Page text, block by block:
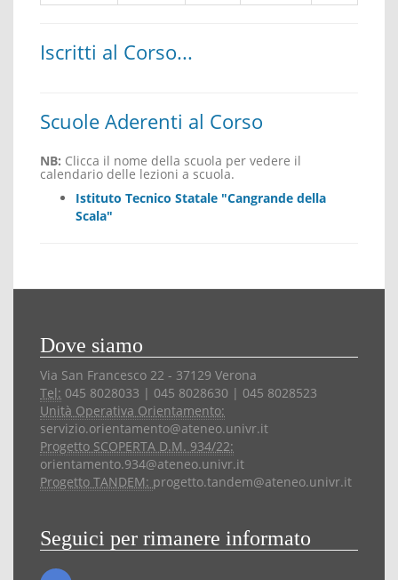
Iscritti al Corso...
Scuole Aderenti al Corso
NB: Clicca il nome della scuola per vedere il
calendario delle lezioni a scuola.
Istituto Tecnico Statale "Cangrande della
Scala"
Dove siamo
Via San Francesco 22 - 37129 Verona
Tel: 045 8028033 | 045 8028630 | 045 8028523
Unità Operativa Orientamento:
servizio.orientamento@ateneo.univr.it
Progetto SCOPERTA D.M. 934/22:
orientamento.934@ateneo.univr.it
Progetto TANDEM: progetto.tandem@ateneo.univr.it
Seguici per rimanere informato